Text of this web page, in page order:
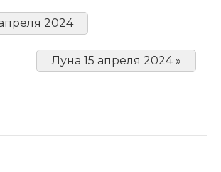
2024
Луна 15 апреля 2024 »